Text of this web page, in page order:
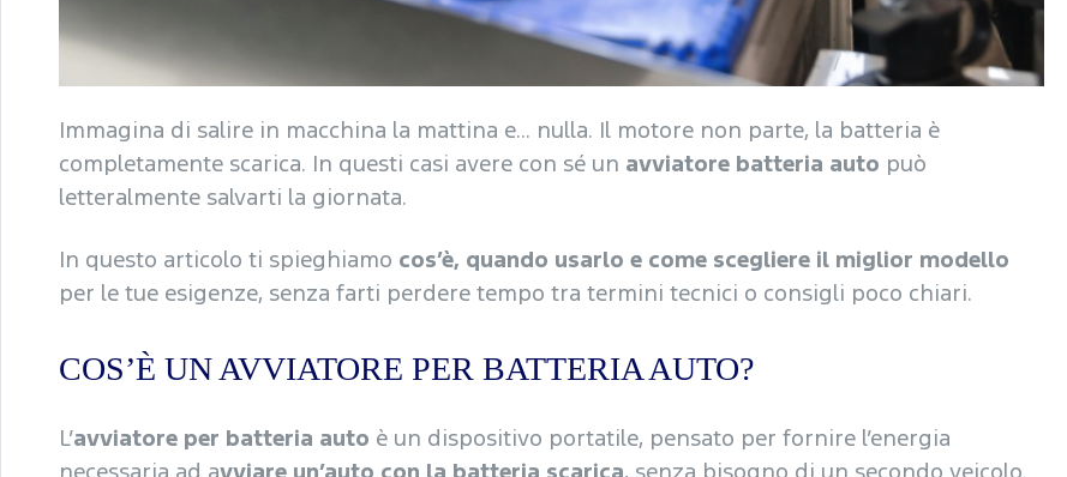
Immagina di salire in macchina la mattina e… nulla. Il motore non parte, la batteria è
completamente scarica. In questi casi avere con sé un avviatore batteria auto può
letteralmente salvarti la giornata.
In questo articolo ti spieghiamo cos’è, quando usarlo e come scegliere il miglior modello
per le tue esigenze, senza farti perdere tempo tra termini tecnici o consigli poco chiari.
COS’È UN AVVIATORE PER BATTERIA AUTO?
L’avviatore per batteria auto è un dispositivo portatile, pensato per fornire l’energia